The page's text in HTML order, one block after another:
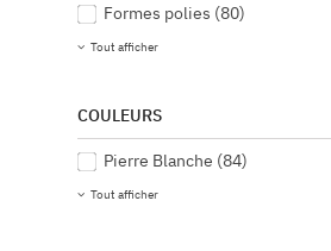
Formes polies (80)
Tout afficher
COULEURS
Pierre Blanche (84)
Tout afficher